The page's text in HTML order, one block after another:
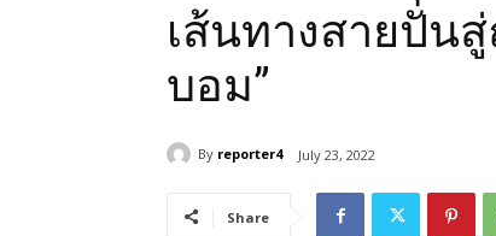
เส้นทางสายปั่น
บอม”
By reporter4 July 23, 2022
Share